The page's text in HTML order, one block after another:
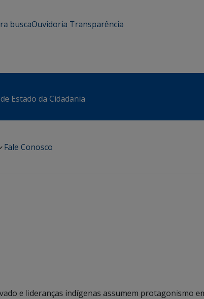
buscaOuvidoria Transparência
Estado da Cidadania
Fale Conosco
e lideranças indígenas assumem protagonismo